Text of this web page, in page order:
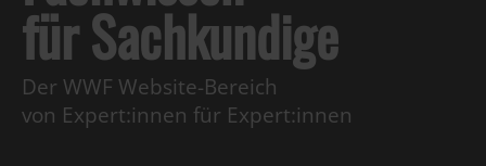
für Sachkundige
Der WWF Website-Bereich
von Expert:innen für Expert:innen